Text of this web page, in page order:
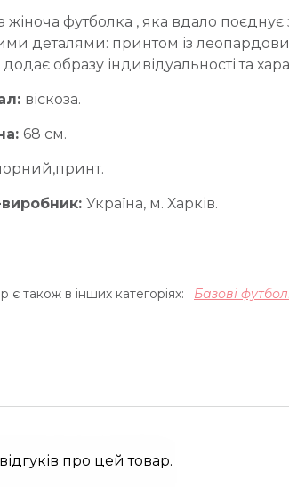
жіноча футболка , яка вдало
деталями: принтом із
образу індивідуальності та
віскоза.
68 см.
Україна, м. Харків.
є також в інших категоріях: Базові
про цей товар.